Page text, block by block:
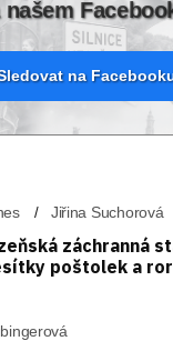
našem
na
Jiřina Suchorová
záchranná
poštolek a